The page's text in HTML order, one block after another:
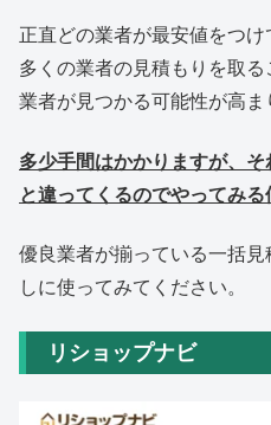
正直どの業者が最安値をつけ
多くの業者の見積もりを取
業者が見つかる可能性が高ま
多少手間はかかりますが、
と違ってくるのでやってみ
優良業者が揃っている一括
しに使ってみてください。
リショップナビ